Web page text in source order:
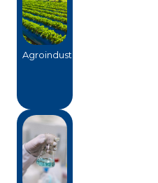
Agroindustria